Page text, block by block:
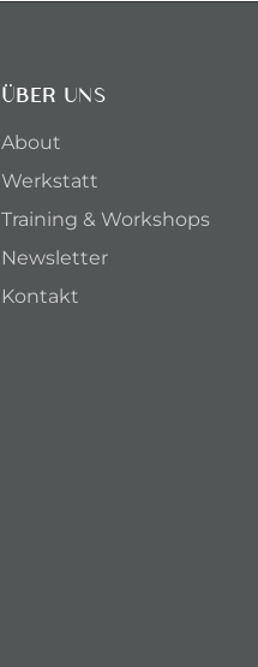
ÜBER UNS
About
Werkstatt
Training & Workshops
Newsletter
Kontakt